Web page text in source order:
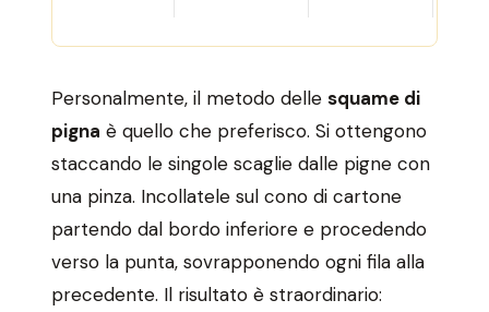
Personalmente, il metodo delle squame di
pigna è quello che preferisco. Si ottengono
staccando le singole scaglie dalle pigne con
una pinza. Incollatele sul cono di cartone
partendo dal bordo inferiore e procedendo
verso la punta, sovrapponendo ogni fila alla
precedente. Il risultato è straordinario: